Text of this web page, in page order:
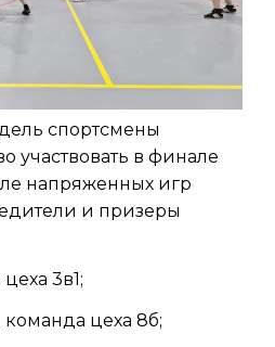
спортсмены
участвовать в финале
напряженных игр
и призеры
3в1;
команда цеха 8б;